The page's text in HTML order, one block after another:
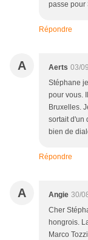
passe pour
Répondre
A Aerts 03/
Stéphane
pour vous.
Bruxelles.
sortait d'un
bien de
Répondre
A Angie 30/
Cher
hongrois.
Marco